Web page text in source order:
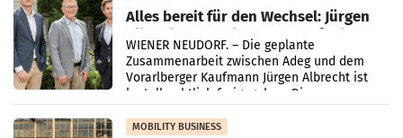
Alles bereit für den Wechsel: Jürgen
Albrecht setzt ab 1.1.2027 auf Adeg
WIENER NEUDORF. – Die geplante
Zusammenarbeit zwischen Adeg und dem
Vorarlberger Kaufmann Jürgen Albrecht ist
kartellrechtlich freigegeben: Die
Bundeswettbewerbsbehörde und der
Bundeskartellanwalt
MOBILITY BUSINESS